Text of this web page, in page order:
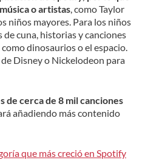
o artistas, como Taylor
niños mayores. Para los niños
de cuna, historias y canciones
dinosaurios o el espacio.
Disney o Nickelodeon para
de cerca de 8 mil canciones
añadiendo más contenido
que más creció en Spotify